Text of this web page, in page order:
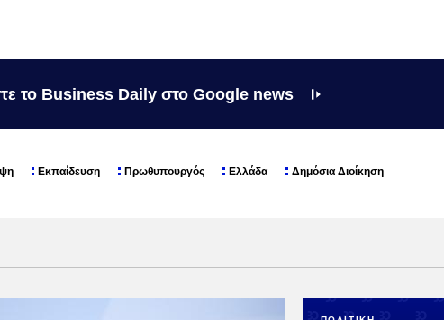
το Business Daily στο Google news
Εκπαίδευση Πρωθυπουργός Ελλάδα Δημόσια Διοίκηση